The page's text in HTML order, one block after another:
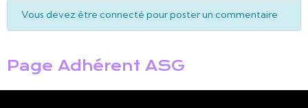
Vous devez être connecté pour poster un commentaire
Page Adhérent ASG